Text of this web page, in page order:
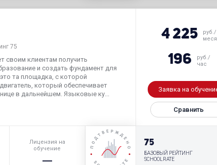
75
своим клиентам получить
и создать фундамент для
та площадка, с которой
который обеспечивает
в дальнейшем. Языковые ку...
Лицензия на
обучение
4 225
руб./
196
руб./
час
Заявка на
Сравнить
75
БАЗОВЫЙ РЕЙТИНГ
SCHOOLRATE